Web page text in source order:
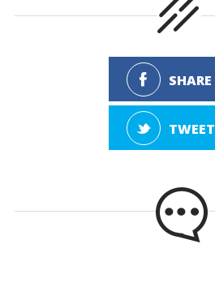
SHARE
TWEET